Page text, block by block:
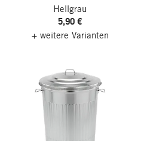
Hellgrau
5,90 €
+ weitere Varianten